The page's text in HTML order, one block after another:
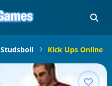
Studsboll Kick Ups Online